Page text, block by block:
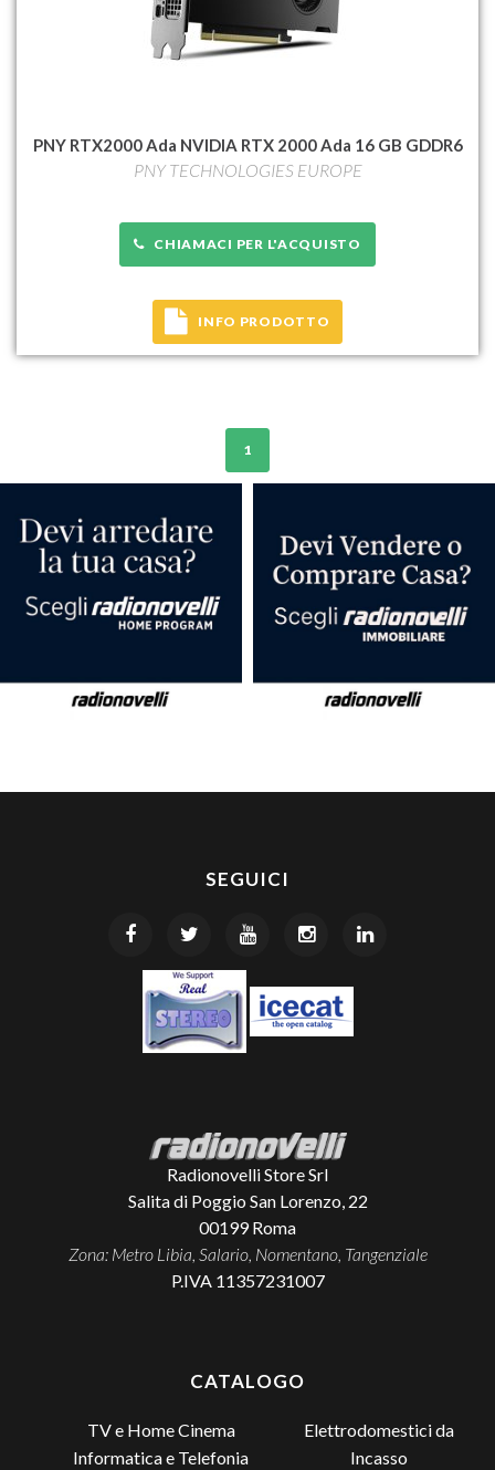
PNY RTX2000 Ada NVIDIA RTX 2000 Ada 16 GB GDDR6
PNY TECHNOLOGIES EUROPE
CHIAMACI PER L'ACQUISTO
INFO PRODOTTO
1
SEGUICI
Radionovelli Store Srl
Salita di Poggio San Lorenzo, 22
00199 Roma
Zona: Metro Libia, Salario, Nomentano, Tangenziale
P.IVA 11357231007
CATALOGO
TV e Home Cinema
Informatica e Telefonia
Elettrodomestici da
Incasso